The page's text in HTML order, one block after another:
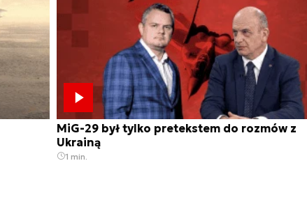
MiG-29 był tylko pretekstem do rozmów z
Ukrainą
1 min.